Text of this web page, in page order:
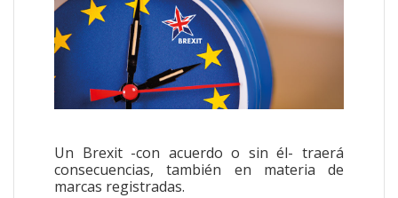
Un Brexit -con acuerdo o sin él- traerá
consecuencias, también en materia de
marcas registradas.